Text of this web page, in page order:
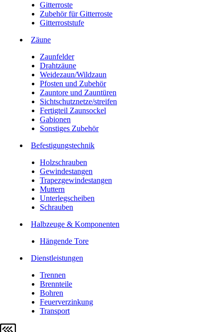
Gitterroste
Zubehör für Gitterroste
Gitterroststufe
Zäune
Zaunfelder
Drahtzäune
Weidezaun/Wildzaun
Pfosten und Zubehör
Zauntore und Zauntüren
Sichtschutznetze/streifen
Fertigteil Zaunsockel
Gabionen
Sonstiges Zubehör
Befesti­gungstechnik
Holzschrauben
Gewindestangen
Trapezgewindestangen
Muttern
Unterlegscheiben
Schrauben
Halbzeuge & Komponenten
Hängende Tore
Dienstleistungen
Trennen
Brennteile
Bohren
Feuerverzinkung
Transport